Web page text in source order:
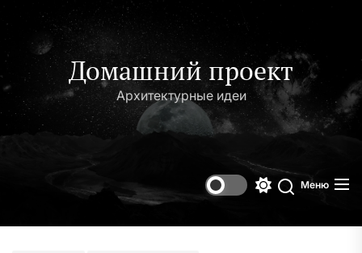
содержимому
Домашний проект
Архитектурные идеи
Поиск
Меню